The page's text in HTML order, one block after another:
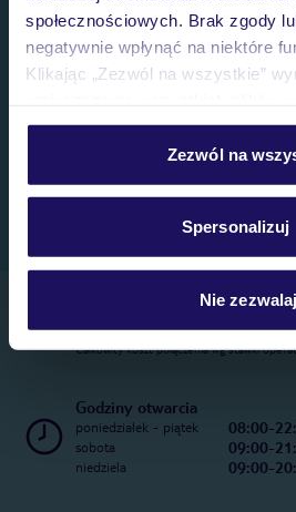
społecznościowych. Brak zgody
negatywnie wpłynąć na niektóre
Klikając „Zezwól na wszystkie”
personalizować swój wybór
Szczegółowe informacje o
Zezwól na
Spersonalizuj
Nie zezwalaj
Telefoniczne Centrum
22 270 31 20
Całkowity koszt połączenia wg stawki
Godziny otwarcia
poniedziałek - piątek 08:00-
sobota 09:00-
niedziela 09:00-